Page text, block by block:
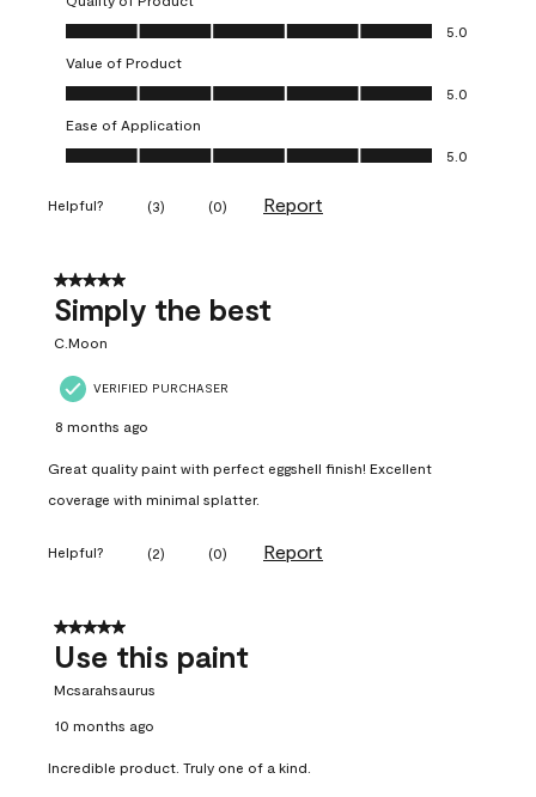
Quality of Product, 5.0 out of 5
5.0
Value of Product
Value of Product, 5.0 out of 5
5.0
Ease of Application
Ease of Application, 5.0 out of 5
5.0
Helpful? (3) (0) Report
5 out of 5 stars.
Simply the best
C.Moon
VERIFIED PURCHASER
8 months ago
Great quality paint with perfect eggshell finish! Excellent
coverage with minimal splatter.
Helpful? (2) (0) Report
5 out of 5 stars.
Use this paint
Mcsarahsaurus
10 months ago
Incredible product. Truly one of a kind.